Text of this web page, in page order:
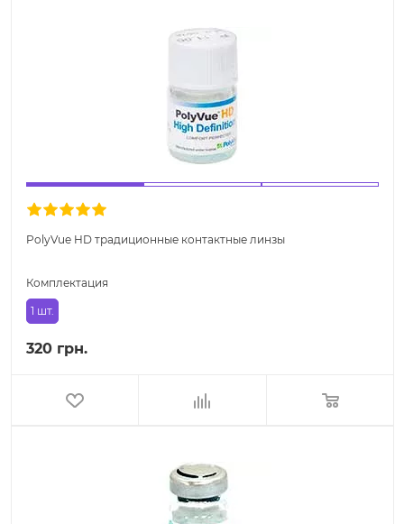
PolyVue HD традиционные контактные линзы
Комплектация
1 шт.
320 грн.